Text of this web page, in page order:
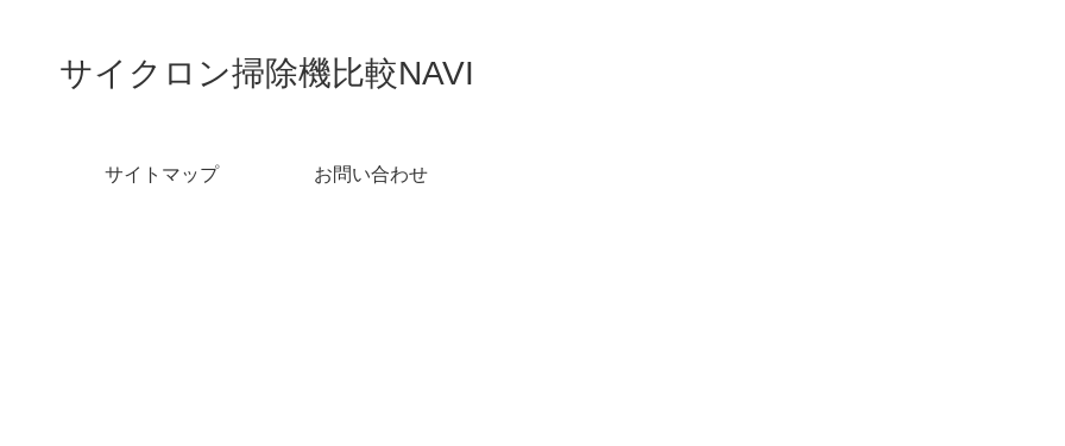
サイクロン掃除機比較NAVI
サイトマップ お問い合わせ